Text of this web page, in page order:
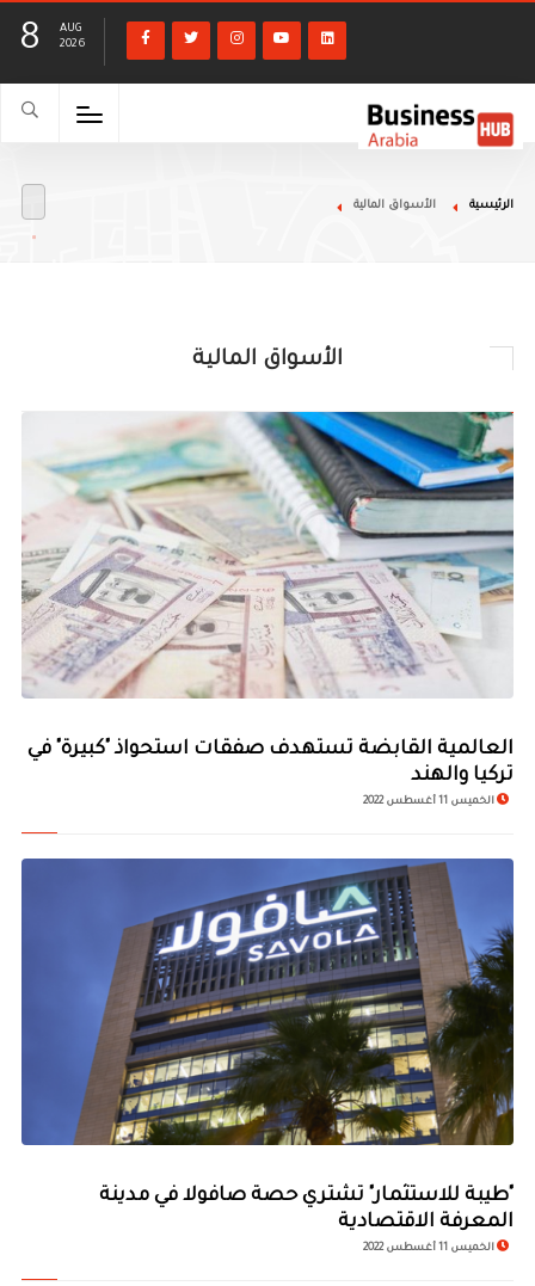
8
AUG
2026
الرئيسية الأسواق المالية
الأسواق المالية
العالمية القابضة تستهدف صفقات استحواذ "كبيرة" في
تركيا والهند
الخميس 11 أغسطس 2022
"طيبة للاستثمار" تشتري حصة صافولا في مدينة
المعرفة الاقتصادية
الخميس 11 أغسطس 2022